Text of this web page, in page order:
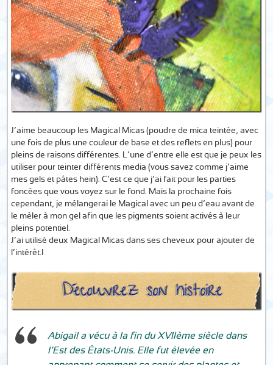
J’aime beaucoup les Magical Micas (poudre de mica teintée, avec
une fois de plus une couleur de base et des reflets en plus) pour
pleins de raisons différentes. L’une d’entre elle est que je peux les
utiliser pour teinter différents media (vous savez comme j’aime
mes gels et pâtes hein). C’est ce que j’ai fait pour Ies parties
foncées que vous voyez sur le fond. Mais la prochaine fois
cependant, je mélangerai le Magical avec un peu d’eau avant de
le mêler à mon gel afin que les pigments soient activés à leur
pleins potentiel.
J’ai utilisé deux Magical Micas dans ses cheveux pour ajouter de
l’intérêt.I
Abigail a vécu à la fin du XVIIème siècle dans
l’Est des États-Unis. Elle fut élevée en